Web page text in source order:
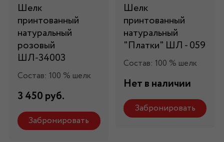
Шелк
принтованный
натуральный
розовый
ШЛ-34003
Состав: 100 % шелк
3 450 руб.
Забронировать
Шелк
принтованный
натуральный
"Платки" ШЛ - 059
Состав: 100 % шелк
Нет в наличии
Забронировать